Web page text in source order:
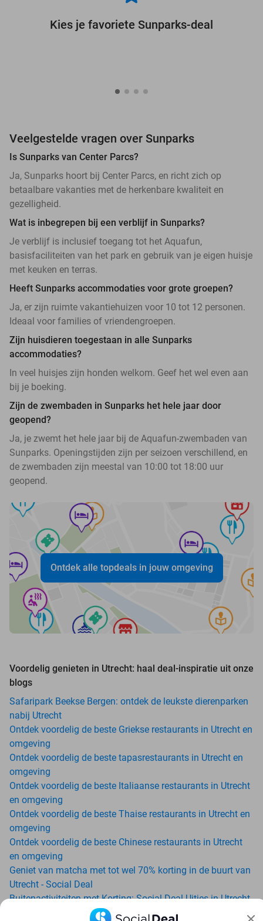
Kies je favoriete Sunparks-deal
Veelgestelde vragen over Sunparks
Is Sunparks van Center Parcs?
Ja, Sunparks hoort bij Center Parcs, en richt zich op
betaalbare vakanties met de herkenbare kwaliteit en
gezelligheid.
Wat is inbegrepen bij een verblijf in Sunparks?
Je verblijf is inclusief toegang tot het Aquafun,
basisfaciliteiten van het park en gebruik van je eigen huisje
met keuken en terras.
Heeft Sunparks accommodaties voor grote groepen?
Ja, er zijn ruimte vakantiehuizen voor 10 tot 12 personen.
Ideaal voor families of vriendengroepen.
Zijn huisdieren toegestaan in alle Sunparks
accommodaties?
In veel huisjes zijn honden welkom. Geef het wel even aan
bij je boeking.
Zijn de zwembaden in Sunparks het hele jaar door
geopend?
Ja, je zwemt het hele jaar bij de Aquafun-zwembaden van
Sunparks. Openingstijden zijn per seizoen verschillend, en
de zwembaden zijn meestal van 10:00 tot 18:00 uur
geopend.
Ontdek alle topdeals in jouw omgeving
Voordelig genieten in Utrecht: haal deal-inspiratie uit onze
blogs
Safaripark Beekse Bergen: ontdek de leukste dierenparken
nabij Utrecht
Ontdek voordelig de beste Griekse restaurants in Utrecht en
omgeving
Ontdek voordelig de beste tapasrestaurants in Utrecht en
omgeving
Ontdek voordelig de beste Italiaanse restaurants in Utrecht
en omgeving
Ontdek voordelig de beste Thaise restaurants in Utrecht en
omgeving
Ontdek voordelig de beste Chinese restaurants in Utrecht
en omgeving
Geniet van matcha met tot wel 70% korting in de buurt van
Utrecht - Social Deal
Buitenactiviteiten met Korting: Social Deal Uitjes in Utrecht
Ga voordelig de padelbaan op met Social Deal in de buurt